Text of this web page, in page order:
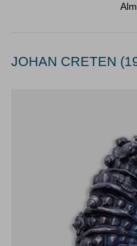
JOHAN CRETEN